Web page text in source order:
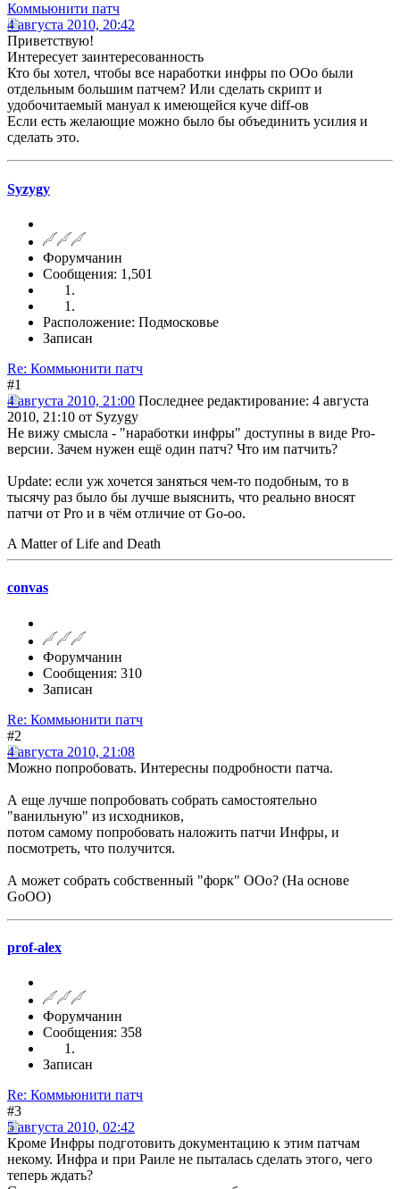
Коммьюнити патч
4 августа 2010, 20:42
Приветствую!
Интересует заинтересованность
Кто бы хотел, чтобы все наработки инфры по OOo были
отдельным большим патчем? Или сделать скрипт и
удобочитаемый мануал к имеющейся куче diff-ов
Если есть желающие можно было бы объединить усилия и
сделать это.
Syzygy
Форумчанин
Сообщения: 1,501
Расположение: Подмосковье
Записан
Re: Коммьюнити патч
#1
4 августа 2010, 21:00 Последнее редактирование: 4 августа
2010, 21:10 от Syzygy
Не вижу смысла - "наработки инфры" доступны в виде Pro-
версии. Зачем нужен ещё один патч? Что им патчить?
Update: если уж хочется заняться чем-то подобным, то в
тысячу раз было бы лучше выяснить, что реально вносят
патчи от Pro и в чём отличие от Go-oo.
A Matter of Life and Death
convas
Форумчанин
Сообщения: 310
Записан
Re: Коммьюнити патч
#2
4 августа 2010, 21:08
Можно попробовать. Интересны подробности патча.
А еще лучше попробовать собрать самостоятельно
"ванильную" из исходников,
потом самому попробовать наложить патчи Инфры, и
посмотреть, что получится.
А может собрать собственный "форк" ООо? (На основе
GoOO)
prof-alex
Форумчанин
Сообщения: 358
Записан
Re: Коммьюнити патч
#3
5 августа 2010, 02:42
Кроме Инфры подготовить документацию к этим патчам
некому. Инфра и при Раиле не пыталась сделать этого, чего
теперь ждать?